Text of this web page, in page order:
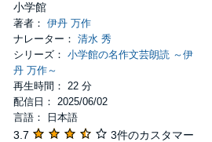
小学館
著者：伊丹 万作
ナレーター：清水 秀
シリーズ：小学館の名作文芸朗読 ～伊
丹 万作～
再生時間： 22 分
配信日： 2025/06/02
言語： 日本語
3.7
3件のカスタマー